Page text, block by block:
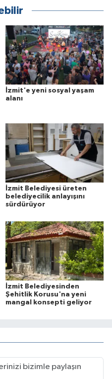
İzmit'e yeni sosyal yaşam
alanı
İzmit Belediyesi üreten
belediyecilik anlayışını
sürdürüyor
İzmit Belediyesinden
Şehitlik Korusu'na yeni
mangal konsepti geliyor